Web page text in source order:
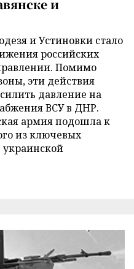
и
и Устиновки стало
российских
Помимо
эти действия
давление на
ВСУ в ДНР.
армия подошла к
из ключевых
украинской